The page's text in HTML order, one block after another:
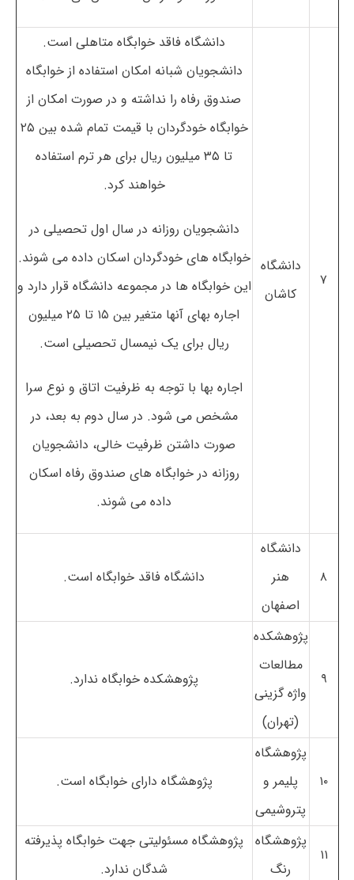
۷
دانشگاه
کاشان
دانشگاه فاقد خوابگاه متاهلی است.
دانشجویان شبانه امکان استفاده از خوابگاه
صندوق رفاه را نداشته و در صورت امکان از
خوابگاه خودگردان با قیمت تمام شده بین ۲۵
تا ۳۵ میلیون ریال برای هر ترم استفاده
خواهند کرد.
دانشجویان روزانه در سال اول تحصیلی در
خوابگاه های خودگردان اسکان داده می شوند.
این خوابگاه ها در مجموعه دانشگاه قرار دارد و
اجاره بهای آنها متغیر بین ۱۵ تا ۲۵ میلیون
ریال برای یک نیمسال تحصیلی است.
اجاره بها با توجه به ظرفیت اتاق و نوع سرا
مشخص می شود. در سال دوم به بعد، در
صورت داشتن ظرفیت خالی، دانشجویان
روزانه در خوابگاه های صندوق رفاه اسکان
داده می شوند.
۸
دانشگاه
هنر
اصفهان
دانشگاه فاقد خوابگاه است.
۹
پژوهشکده
مطالعات
واژه گزینی
(تهران)
پژوهشکده خوابگاه ندارد.
۱۰
پژوهشگاه
پلیمر و
پتروشیمی
پژوهشگاه دارای خوابگاه است.
۱۱
پژوهشگاه
رنگ
پژوهشگاه مسئولیتی جهت خوابگاه پذیرفته
شدگان ندارد.